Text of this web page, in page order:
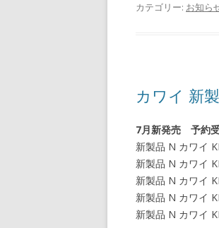
カテゴリー: お知ら
カワイ 新
7月新発売 予約受
新製品 N カワイ
新製品 N カワイ
新製品 N カワイ
新製品 N カワイ
新製品 N カワイ